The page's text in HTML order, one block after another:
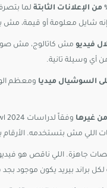
شايل معلومة أو قيمة،
مش كاتالوج، مش
أي وسيلة تانية.
ومعظم
جاهزة. اللي ناقص هو
بيريد يكون موجود بجد في